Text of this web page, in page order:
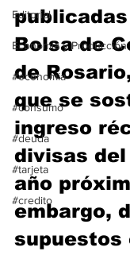
Editorial
Economía y Producción
#economia
#consumo
#deuda
#tarjeta
#credito
Bolsa de
de
que se
ingreso
divisas
año
embargo,
supuestos